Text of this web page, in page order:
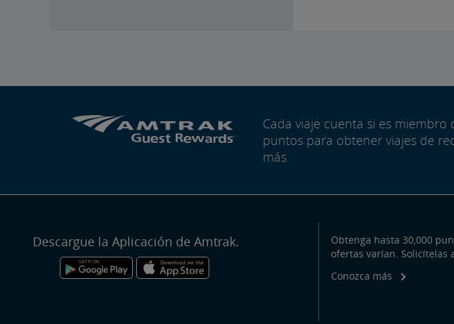
Cada viaje cuenta si es miembro
puntos para obtener viajes de
más.
Descargue la Aplicación de Amtrak.
Obtenga hasta 30,000
ofertas varían. Solicítelas
Conozca más